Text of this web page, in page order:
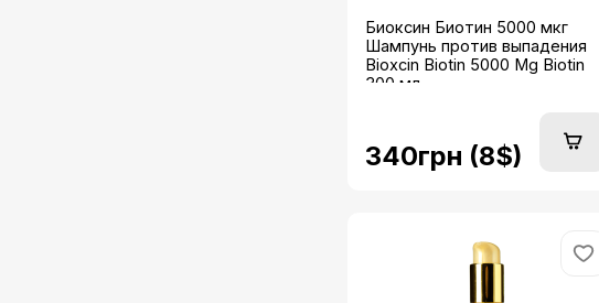
Биоксин Биотин 5000 мкг
Шампунь против выпадения
Bioxcin Biotin 5000 Mg Biotin
300 мл...
340грн (8$)